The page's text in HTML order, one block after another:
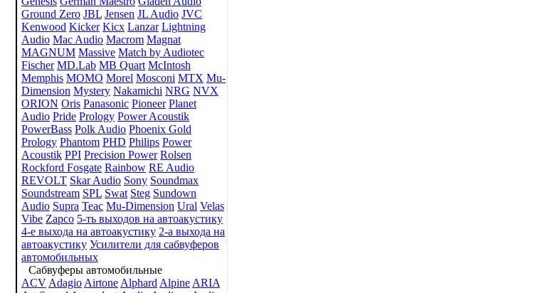
Ground Zero JBL Jensen JL Audio JVC
Kenwood Kicker Kicx Lanzar Lightning
Audio Mac Audio Macrom Magnat
MAGNUM Massive Match by Audiotec
Fischer MD.Lab MB Quart McIntosh
Memphis MOMO Morel Mosconi MTX Mu-
Dimension Mystery Nakamichi NRG NVX
ORION Oris Panasonic Pioneer Planet
Audio Pride Prology Power Acoustik
PowerBass Polk Audio Phoenix Gold
Prology Phantom PHD Philips Power
Acoustik PPI Precision Power Rolsen
Rockford Fosgate Rainbow RE Audio
REVOLT Skar Audio Sony Soundmax
Soundstream SPL Swat Steg Sundown
Audio Supra Teac Mu-Dimension Ural Velas
Vibe Zapco 5-ть выходов на автоакустику
4-е выхода на автоакустику 2-а выхода на
автоакустику Усилители для сабвуферов
автомобильных
Сабвуферы автомобильные
ACV Adagio Airtone Alphard Alpine ARIA